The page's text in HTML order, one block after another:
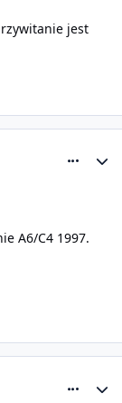
jest
A6/C4 1997.